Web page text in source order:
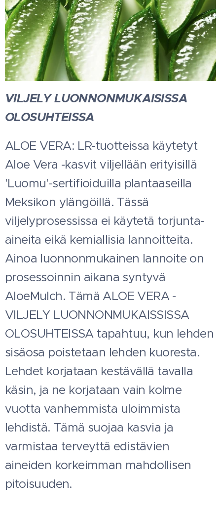
VILJELY LUONNONMUKAISISSA
OLOSUHTEISSA
ALOE VERA: LR-tuotteissa käytetyt
Aloe Vera -kasvit viljellään erityisillä
'Luomu'-sertifioiduilla plantaaseilla
Meksikon ylängöillä. Tässä
viljelyprosessissa ei käytetä torjunta-
aineita eikä kemiallisia lannoitteita.
Ainoa luonnonmukainen lannoite on
prosessoinnin aikana syntyvä
AloeMulch. Tämä ALOE VERA -
VILJELY LUONNONMUKAISSISSA
OLOSUHTEISSA tapahtuu, kun lehden
sisäosa poistetaan lehden kuoresta.
Lehdet korjataan kestävällä tavalla
käsin, ja ne korjataan vain kolme
vuotta vanhemmista uloimmista
lehdistä. Tämä suojaa kasvia ja
varmistaa terveyttä edistävien
aineiden korkeimman mahdollisen
pitoisuuden.